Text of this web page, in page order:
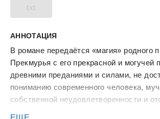
txt
АННОТАЦИЯ
В романе передаётся «магия» родного
Прекмурья с его прекрасной и могучей
древними преданиями и силами, не
пониманию современного человека,
собственной неудовлетворенности и